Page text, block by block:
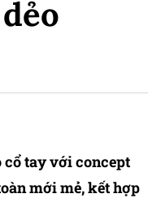
cổ tay với concept
mới mẻ, kết hợp